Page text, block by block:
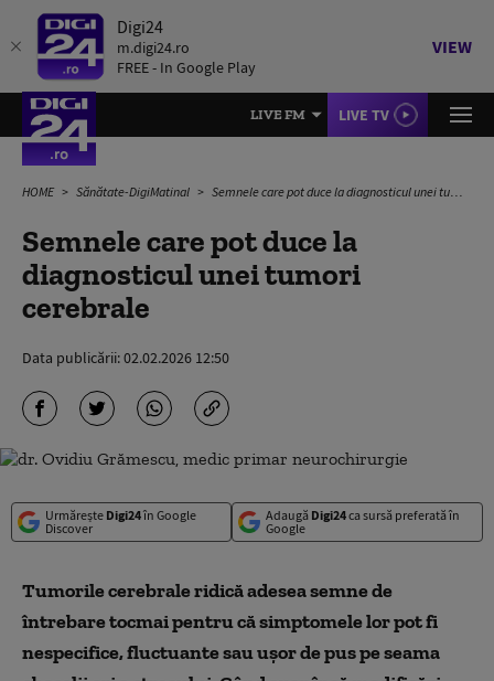
Digi24
m.digi24.ro
FREE - In Google Play
VIEW
LIVE FM LIVE TV
HOME Sănătate-DigiMatinal Semnele care pot duce la diagnosticul unei tumori cerebrale
Semnele care pot duce la
diagnosticul unei tumori
cerebrale
Data publicării:02.02.2026 12:50
Urmărește Digi24în Google
Discover
Adaugă Digi24ca sursă preferată în
Google
Tumorile cerebrale ridică adesea semne de
întrebare tocmai pentru că simptomele lor pot fi
nespecifice, fluctuante sau ușor de pus pe seama